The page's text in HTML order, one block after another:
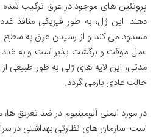
پروتئین های موجود در عرق ترکیب
دهند. این ژل، به طور فیزیکی منافذ
مسدود می کند و از رسیدن عرق به سطح
عمل موقت و برگشت پذیر است و به
مدتی، این لایه های ژلی به طور طبیعی
حالت عادی بازمی گردد.
در مورد ایمنی آلومینیوم در ضد تعریق
است. سازمان های نظارتی بهداشتی در